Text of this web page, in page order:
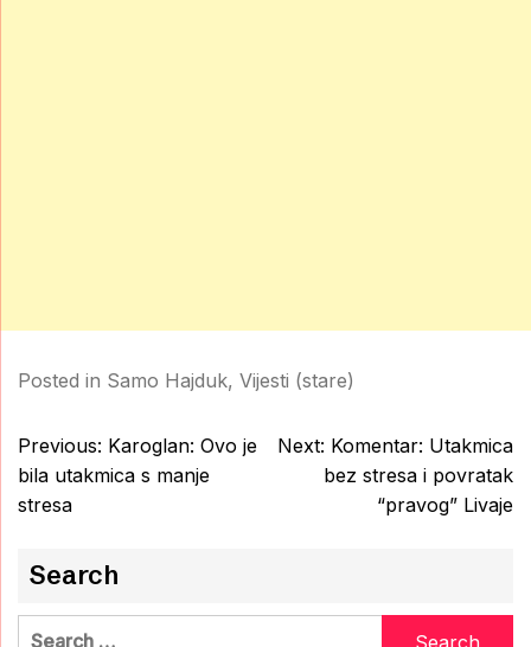
Posted in Samo Hajduk, Vijesti (stare)
Post
navigation
Previous: Karoglan: Ovo je
bila utakmica s manje
stresa
Next: Komentar: Utakmica
bez stresa i povratak
“pravog” Livaje
Search
Search